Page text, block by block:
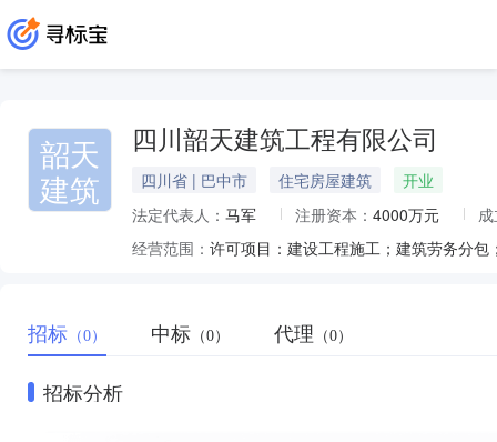
韶天
建筑
四川韶天建筑工程有限公司
四川省 | 巴中市 住宅房屋建筑
开业
法定代表人： 马军 注册资本： 4000万元
经营范围：
招标 （0） 中标 （0） 代理 （0）
招标分析